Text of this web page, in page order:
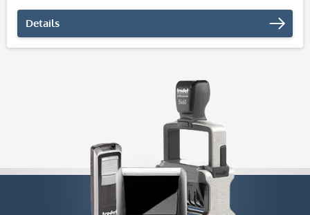
Details